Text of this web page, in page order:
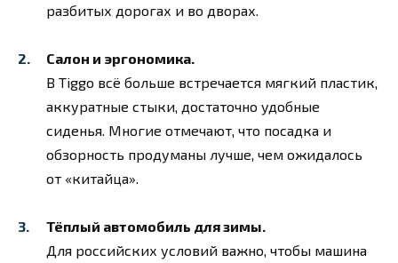
разбитых дорогах и во дворах.
Салон и эргономика.
В Tiggo всё больше встречается мягкий пластик,
аккуратные стыки, достаточно удобные
сиденья. Многие отмечают, что посадка и
обзорность продуманы лучше, чем ожидалось
от «китайца».
Тёплый автомобиль для зимы.
Для российских условий важно, чтобы машина